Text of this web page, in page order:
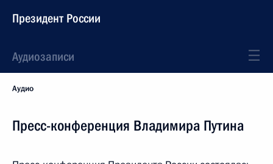
Президент России
Аудиозаписи
Аудио
Пресс-конференция Владимира Путина